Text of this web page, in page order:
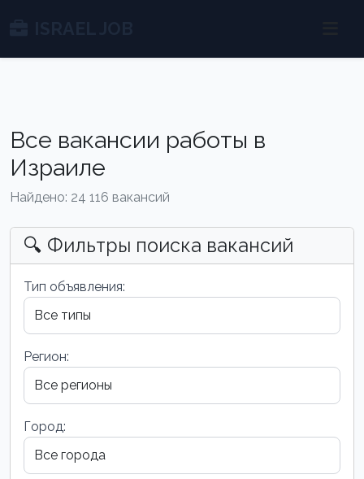
Все вакансии работы в
Израиле
Найдено: 24 116 вакансий
🔍 Фильтры поиска вакансий
Тип объявления:
Регион:
Город: